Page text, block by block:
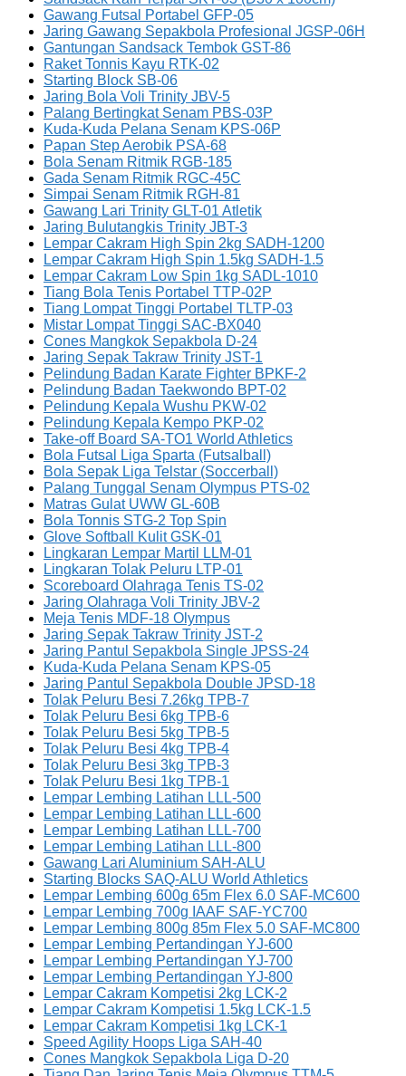
Gawang Futsal Portabel GFP-05
Jaring Gawang Sepakbola Profesional JGSP-06H
Gantungan Sandsack Tembok GST-86
Raket Tonnis Kayu RTK-02
Starting Block SB-06
Jaring Bola Voli Trinity JBV-5
Palang Bertingkat Senam PBS-03P
Kuda-Kuda Pelana Senam KPS-06P
Papan Step Aerobik PSA-68
Bola Senam Ritmik RGB-185
Gada Senam Ritmik RGC-45C
Simpai Senam Ritmik RGH-81
Gawang Lari Trinity GLT-01 Atletik
Jaring Bulutangkis Trinity JBT-3
Lempar Cakram High Spin 2kg SADH-1200
Lempar Cakram High Spin 1.5kg SADH-1.5
Lempar Cakram Low Spin 1kg SADL-1010
Tiang Bola Tenis Portabel TTP-02P
Tiang Lompat Tinggi Portabel TLTP-03
Mistar Lompat Tinggi SAC-BX040
Cones Mangkok Sepakbola D-24
Jaring Sepak Takraw Trinity JST-1
Pelindung Badan Karate Fighter BPKF-2
Pelindung Badan Taekwondo BPT-02
Pelindung Kepala Wushu PKW-02
Pelindung Kepala Kempo PKP-02
Take-off Board SA-TO1 World Athletics
Bola Futsal Liga Sparta (Futsalball)
Bola Sepak Liga Telstar (Soccerball)
Palang Tunggal Senam Olympus PTS-02
Matras Gulat UWW GL-60B
Bola Tonnis STG-2 Top Spin
Glove Softball Kulit GSK-01
Lingkaran Lempar Martil LLM-01
Lingkaran Tolak Peluru LTP-01
Scoreboard Olahraga Tenis TS-02
Jaring Olahraga Voli Trinity JBV-2
Meja Tenis MDF-18 Olympus
Jaring Sepak Takraw Trinity JST-2
Jaring Pantul Sepakbola Single JPSS-24
Kuda-Kuda Pelana Senam KPS-05
Jaring Pantul Sepakbola Double JPSD-18
Tolak Peluru Besi 7.26kg TPB-7
Tolak Peluru Besi 6kg TPB-6
Tolak Peluru Besi 5kg TPB-5
Tolak Peluru Besi 4kg TPB-4
Tolak Peluru Besi 3kg TPB-3
Tolak Peluru Besi 1kg TPB-1
Lempar Lembing Latihan LLL-500
Lempar Lembing Latihan LLL-600
Lempar Lembing Latihan LLL-700
Lempar Lembing Latihan LLL-800
Gawang Lari Aluminium SAH-ALU
Starting Blocks SAQ-ALU World Athletics
Lempar Lembing 600g 65m Flex 6.0 SAF-MC600
Lempar Lembing 700g IAAF SAF-YC700
Lempar Lembing 800g 85m Flex 5.0 SAF-MC800
Lempar Lembing Pertandingan YJ-600
Lempar Lembing Pertandingan YJ-700
Lempar Lembing Pertandingan YJ-800
Lempar Cakram Kompetisi 2kg LCK-2
Lempar Cakram Kompetisi 1.5kg LCK-1.5
Lempar Cakram Kompetisi 1kg LCK-1
Speed Agility Hoops Liga SAH-40
Cones Mangkok Sepakbola Liga D-20